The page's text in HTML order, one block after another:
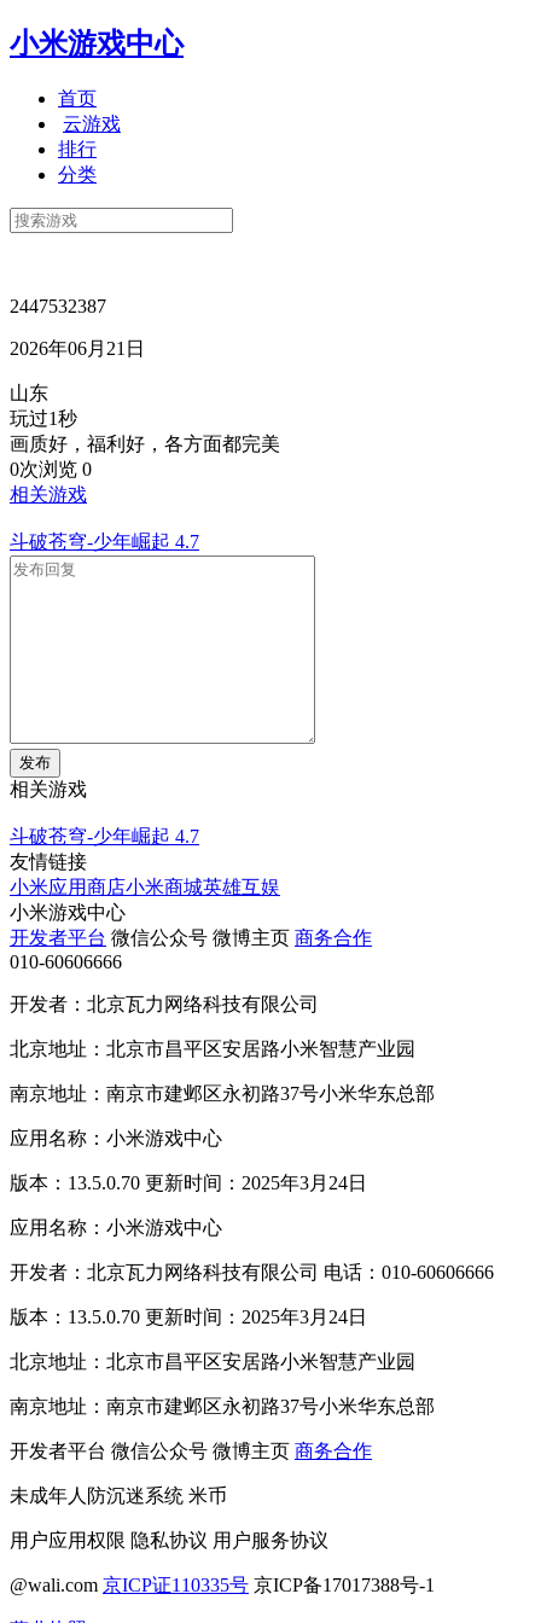
小米游戏中心
首页
云游戏
排行
分类
2447532387
2026年06月21日
山东
玩过1秒
画质好，福利好，各方面都完美
0次浏览 0
相关游戏
斗破苍穹-少年崛起 4.7
发布
相关游戏
斗破苍穹-少年崛起 4.7
友情链接
小米应用商店小米商城英雄互娱
小米游戏中心
开发者平台 微信公众号 微博主页 商务合作
010-60606666
开发者：北京瓦力网络科技有限公司
北京地址：北京市昌平区安居路小米智慧产业园
南京地址：南京市建邺区永初路37号小米华东总部
应用名称：小米游戏中心
版本：13.5.0.70 更新时间：2025年3月24日
应用名称：小米游戏中心
开发者：北京瓦力网络科技有限公司 电话：010-60606666
版本：13.5.0.70 更新时间：2025年3月24日
北京地址：北京市昌平区安居路小米智慧产业园
南京地址：南京市建邺区永初路37号小米华东总部
开发者平台 微信公众号 微博主页 商务合作
未成年人防沉迷系统 米币
用户应用权限 隐私协议 用户服务协议
@wali.com 京ICP证110335号 京ICP备17017388号-1